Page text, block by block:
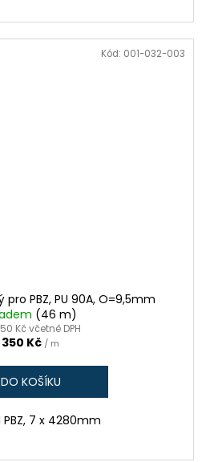
PBZ, PU 90A, O=9,5mm
(46 m)
Kč včetně DPH
350 Kč / m
DO KOŠÍKU
PBZ, 7 x 4280mm
Kód: 001-032-003